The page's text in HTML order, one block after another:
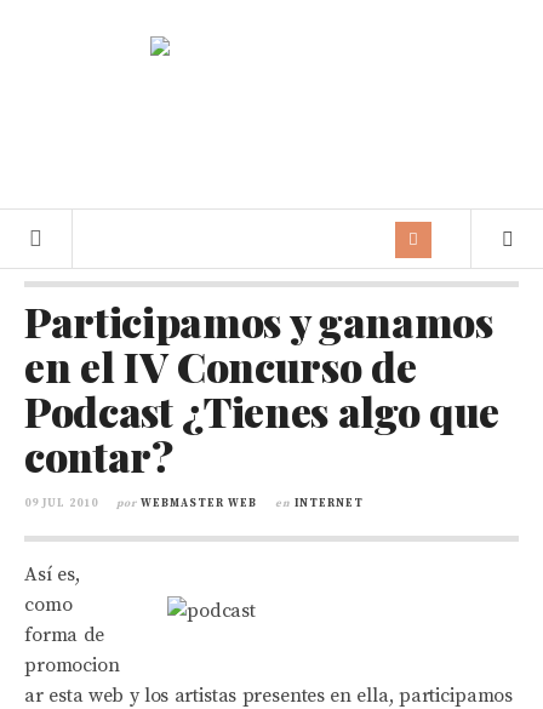
Participamos y ganamos
en el IV Concurso de
Podcast ¿Tienes algo que
contar?
09 JUL 2010 por WEBMASTER WEB en INTERNET
Así es,
como
forma de
promocion
ar esta web y los artistas presentes en ella, participamos